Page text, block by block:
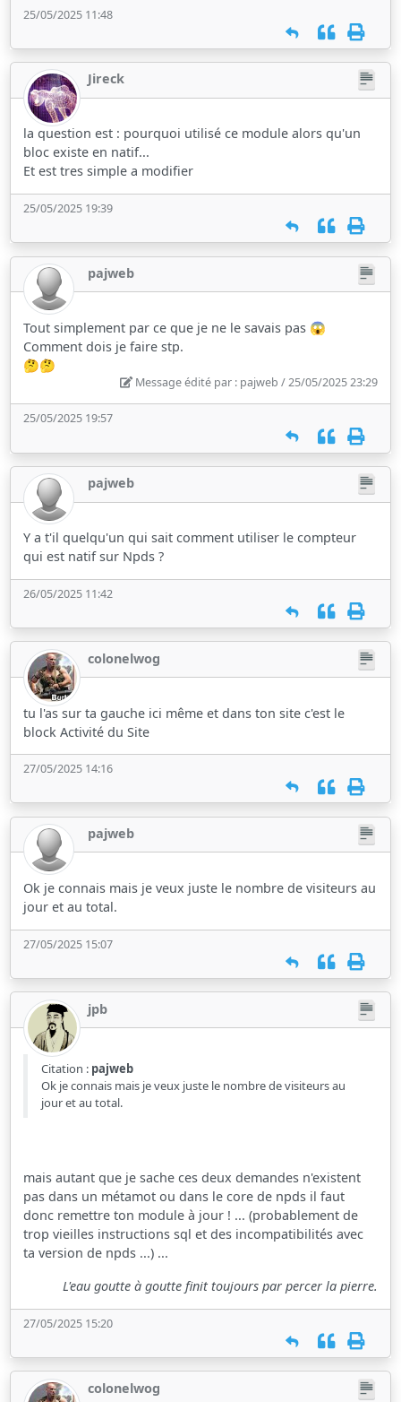
25/05/2025 11:48
Jireck
la question est : pourquoi utilisé ce module alors qu'un
bloc existe en natif...
Et est tres simple a modifier
25/05/2025 19:39
pajweb
Tout simplement par ce que je ne le savais pas 😱
Comment dois je faire stp.
🤔🤔
Message édité par : pajweb / 25/05/2025 23:29
25/05/2025 19:57
pajweb
Y a t'il quelqu'un qui sait comment utiliser le compteur
qui est natif sur Npds ?
26/05/2025 11:42
colonelwog
tu l'as sur ta gauche ici même et dans ton site c'est le
block Activité du Site
27/05/2025 14:16
pajweb
Ok je connais mais je veux juste le nombre de visiteurs au
jour et au total.
27/05/2025 15:07
jpb
Citation : pajweb
Ok je connais mais je veux juste le nombre de visiteurs au
jour et au total.
mais autant que je sache ces deux demandes n'existent
pas dans un métamot ou dans le core de npds il faut
donc remettre ton module à jour ! ... (probablement de
trop vieilles instructions sql et des incompatibilités avec
ta version de npds ...) ...
L'eau goutte à goutte finit toujours par percer la pierre.
27/05/2025 15:20
colonelwog